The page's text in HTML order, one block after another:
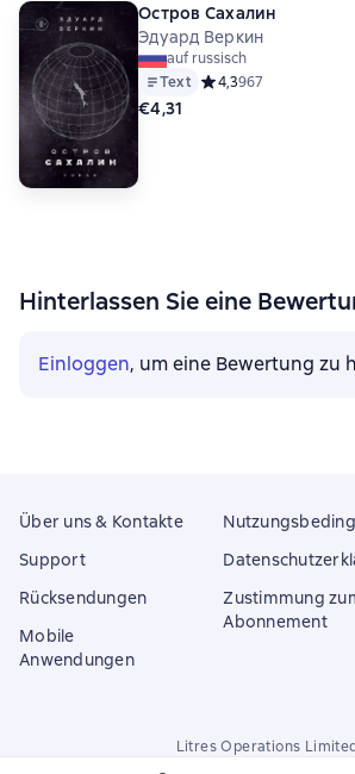
Остров Сахалин
Эдуард Веркин
auf russisch
Text Средний рейтинг 4,3
4,3967
€4,31
Hinterlassen Sie eine
Einloggen, um eine Bewertung zu
Über uns & Kontakte
Support
Rücksendungen
Mobile
Anwendungen
Zustimmung
Abonnement
Litres Operations